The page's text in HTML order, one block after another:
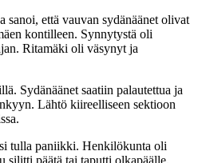
että vauvan sydänäänet olivat
kontilleen. Synnytystä oli
Ritamäki oli väsynyt ja
Sydänäänet saatiin palautettua ja
Lähtö kiireelliseen sektioon
tulla paniikki. Henkilökunta oli
silitti päätä tai taputti olkapäälle.